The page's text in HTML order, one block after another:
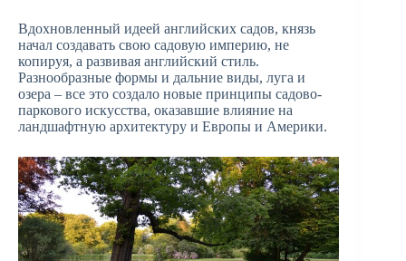
Вдохновленный идеей английских садов, князь
начал создавать свою садовую империю, не
копируя, а развивая английский стиль.
Разнообразные формы и дальние виды, луга и
озера – все это создало новые принципы садово-
паркового искусства, оказавшие влияние на
ландшафтную архитектуру и Европы и Америки.